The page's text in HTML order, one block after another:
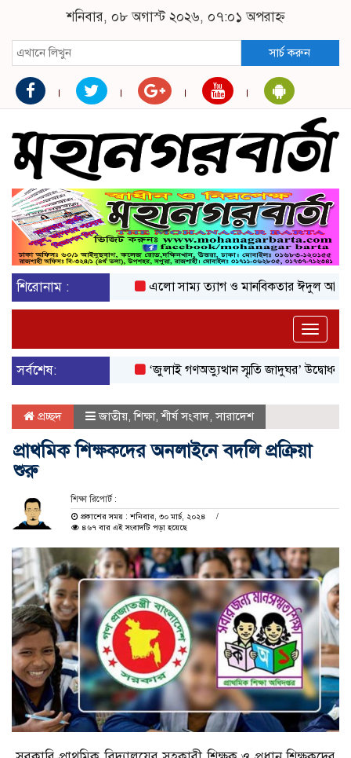
শনিবার, ০৮ অগাস্ট ২০২৬, ০৭:০১ অপরাহ্ন
সার্চ করুন
শিরোনাম : এলো সাম্য ত্যাগ ও মানবিকতার ঈদুল আজহা
Toggle
সর্বশেষ:
‘জুলাই গণঅভ্যুত্থান স্মৃতি জাদুঘর’ উদ্বোধন করলেন
প্রচ্ছদ জাতীয়,শিক্ষা,শীর্ষ সংবাদ,সারাদেশ
প্রাথমিক শিক্ষকদের অনলাইনে বদলি প্রক্রিয়া
শুরু
শিক্ষা রিপোর্ট :
প্রকাশের সময় : শনিবার, ৩০ মার্চ, ২০২৪
৪৬৭ বার এই সংবাদটি পড়া হয়েছে